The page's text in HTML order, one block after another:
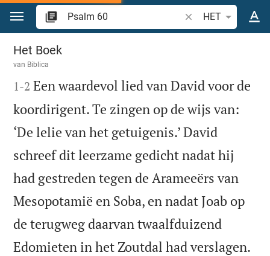
Spring naar inhoud
Zoek Bijbelvers of
HET
Psalm 60
Het Boek
van Biblica

1-2 Een waardevol lied van David voor de
koordirigent. Te zingen op de wijs van:
‘De lelie van het getuigenis.’ David
schreef dit leerzame gedicht nadat hij
had gestreden tegen de Arameeërs van
Mesopotamië en Soba, en nadat Joab op
de terugweg daarvan twaalfduizend
Edomieten in het Zoutdal had verslagen.